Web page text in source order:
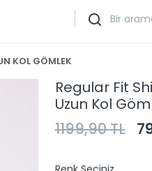
KOL GÖMLEK
Regular Fit
Uzun Kol
1199,90 TL